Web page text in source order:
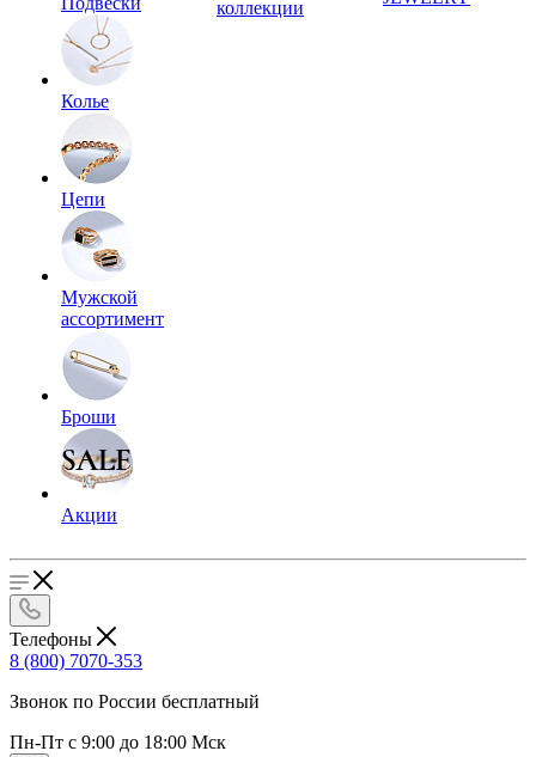
Колье
Цепи
Мужской
ассортимент
Броши
Акции
коллекции
Телефоны
8 (800) 7070-353
Звонок по России бесплатный
Пн-Пт с 9:00 до 18:00 Мск